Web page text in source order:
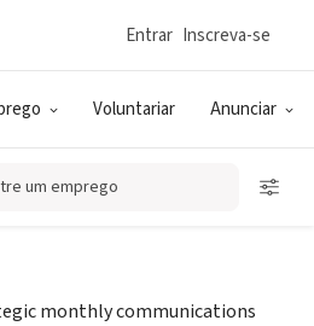
Voluntariar Anunciar
Entrar Inscreva-se
um emprego
DE SERVIÇO)
monthly communications